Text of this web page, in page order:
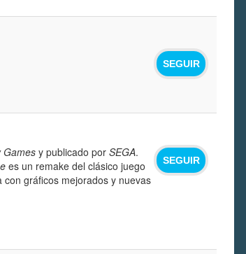
SEGUIR
SEGUIR
Games y publicado por SEGA.
es un remake del clásico juego
gráficos mejorados y nuevas